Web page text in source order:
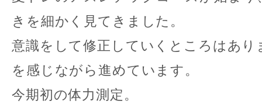
きを細かく見てきました。
意識をして修正していくところはあり
を感じながら進めています。
今期初の体力測定。